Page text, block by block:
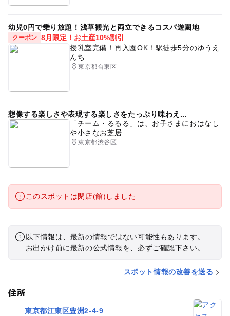
幼児0円で乗り放題！浅草観光と両立できるコスパ遊園地
クーポン 8月限定！お土産10%割引
授乳室完備！再入園OK！駅徒歩5分のゆうえ
んち
東京都台東区
想像する楽しさや表現する楽しさをたっぷり味わえ...
「チーム・るるる」は、お子さまにおはなし
や小さなお芝居...
東京都渋谷区
このスポットは閉店(館)しました
以下情報は、最新の情報ではない可能性もあります。
お出かけ前に最新の公式情報を、必ずご確認下さい。
スポット情報の改善を送る
住所
東京都江東区豊洲2-4-9